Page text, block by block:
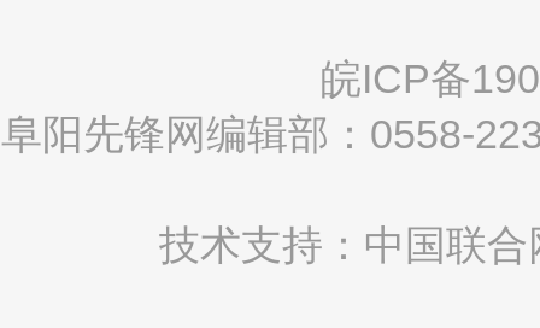
皖ICP备
阜阳先锋网编辑部：0558-
技术支持：中国联